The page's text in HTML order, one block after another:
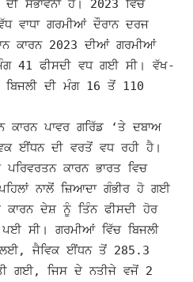
ਸੰਭਾਵਨਾ ਹੈ। 2023 ਵਿੱਚ
ਵਾਧਾ ਗਰਮੀਆਂ ਦੌਰਾਨ ਦਰਜ
ਕਾਰਨ 2023 ਦੀਆਂ ਗਰਮੀਆਂ
41 ਫੀਸਦੀ ਵਧ ਗਈ ਸੀ। ਵੱਖ-
ਬਿਜਲੀ ਦੀ ਮੰਗ 16 ਤੋਂ 110
ਕਾਰਨ ਪਾਵਰ ਗਰਿੱਡ ‘ਤੇ ਦਬਾਅ
ਈਂਧਨ ਦੀ ਵਰਤੋਂ ਵਧ ਰਹੀ ਹੈ।
ਕਾਰਨ ਭਾਰਤ ਵਿਚ
ਨਾਲੋਂ ਜ਼ਿਆਦਾ ਗੰਭੀਰ ਹੋ ਗਈ
ਕਾਰਨ ਦੇਸ਼ ਨੂੰ ਤਿੰਨ ਫੀਸਦੀ ਹੋਰ
ਸੀ। ਗਰਮੀਆਂ ਵਿੱਚ ਬਿਜਲੀ
ਲਈ, ਜੈਵਿਕ ਈਂਧਨ ਤੋਂ 285.3
ਗਈ, ਜਿਸ ਦੇ ਨਤੀਜੇ ਵਜੋਂ 2